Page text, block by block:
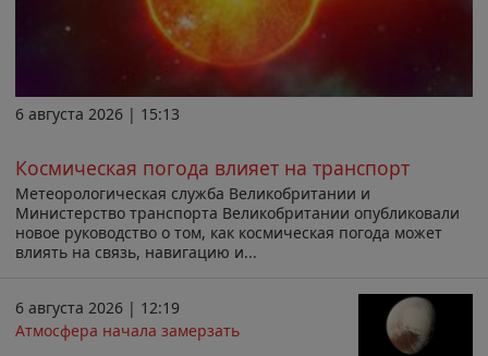
6 августа 2026 | 15:13
Космическая погода влияет на транспорт
Метеорологическая служба Великобритании и
Министерство транспорта Великобритании опубликовали
новое руководство о том, как космическая погода может
влиять на связь, навигацию и...
6 августа 2026 | 12:19
Атмосфера начала замерзать